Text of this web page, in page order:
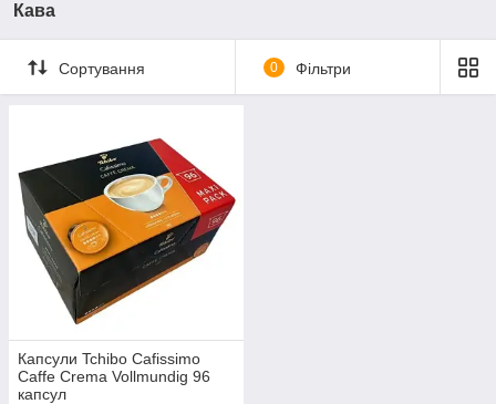
Кава
Сортування 0 Фільтри
Капсули Tchibo Cafissimo
Caffe Crema Vollmundig 96
капсул